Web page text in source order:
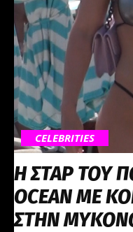
CELEBRITIES
Η ΣΤΑΡ ΤΟΥ
OCEAN ME
ΣΤΗΝ